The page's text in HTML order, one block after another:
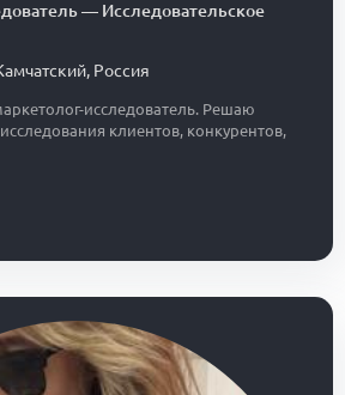
— Исследовательское
, Россия
исследователь. Решаю
клиентов, конкурентов,